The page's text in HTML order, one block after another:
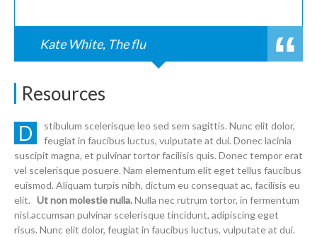
Kate White, The flu
Resources
D
stibulum scelerisque leo sed sem sagittis. Nunc elit dolor,
feugiat in faucibus luctus, vulputate at dui. Donec lacinia
suscipit magna, et pulvinar tortor facilisis quis. Donec tempor erat
vel scelerisque posuere. Nam elementum elit eget tellus faucibus
euismod. Aliquam turpis nibh, dictum eu consequat ac, facilisis eu
elit. Ut non molestie nulla.Nulla nec rutrum tortor, in fermentum
nisl.accumsan pulvinar scelerisque tincidunt, adipiscing eget
risus. Nunc elit dolor, feugiat in faucibus luctus, vulputate at dui.